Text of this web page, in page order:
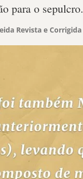
para o sepulcro.
Revista e Corrigida